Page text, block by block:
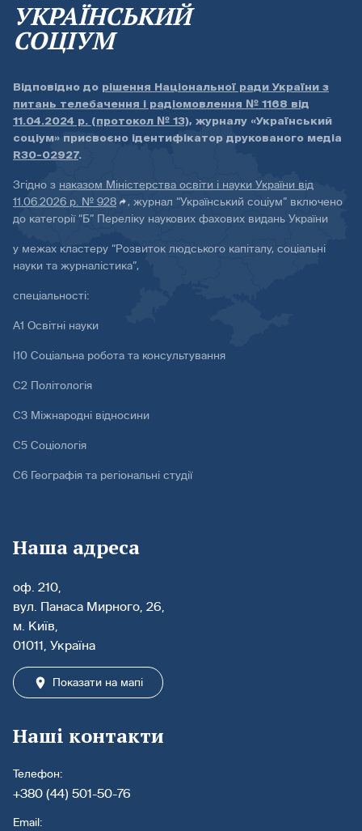
УКРАЇНСЬКИЙ
СОЦІУМ
Відповідно до рішення Національної ради України з
питань телебачення і радіомовлення № 1168 від
11.04.2024 р. (протокол № 13), журналу «Український
соціум» присвоєно ідентифікатор друкованого медіа
R30-02927.
Згідно з наказом Міністерства освіти і науки України від
11.06.2026 р. № 928
, журнал “Український соціум” включено
до категорії “Б” Переліку наукових фахових видань України
у межах кластеру “Розвиток людського капіталу, соціальні
науки та журналістика”,
спеціальності:
А1 Освітні науки
І10 Соціальна робота та консультування
С2 Політологія
С3 Міжнародні відносини
С5 Соціологія
С6 Географія та регіональні студії
Наша адреса
оф. 210,
вул. Панаса Мирного, 26,
м. Київ,
01011, Україна
Показати на мапі
Наші контакти
Телефон:
+380 (44) 501-50-76
Email: